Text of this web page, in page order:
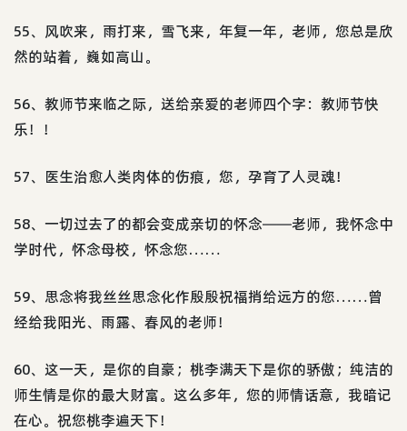
55、风吹来，雨打来，雪飞来，年复一年，老师，您总是欣
然的站着，巍如高山。
56、教师节来临之际，送给亲爱的老师四个字：教师节快
乐！！
57、医生治愈人类肉体的伤痕，您，孕育了人灵魂！
58、一切过去了的都会变成亲切的怀念――老师，我怀念中
学时代，怀念母校，怀念您……
59、思念将我丝丝思念化作殷殷祝福捎给远方的您……曾
经给我阳光、雨露、春风的老师！
60、这一天，是你的自豪；桃李满天下是你的骄傲；纯洁的
师生情是你的最大财富。这么多年，您的师情话意，我暗记
在心。祝您桃李遍天下！